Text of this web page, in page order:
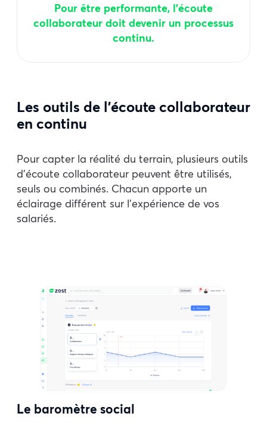
Pour être performante, l’écoute
collaborateur doit devenir un processus
continu.
Les outils de l’écoute collaborateur
en continu
Pour capter la réalité du terrain, plusieurs outils
d’écoute collaborateur peuvent être utilisés,
seuls ou combinés. Chacun apporte un
éclairage différent sur l’expérience de vos
salariés.
Le baromètre social